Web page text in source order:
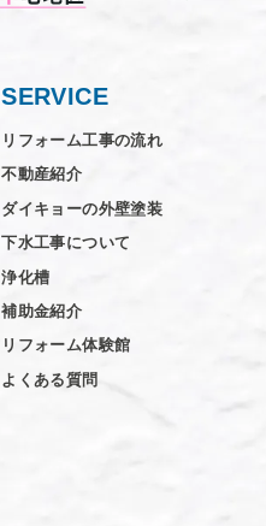
SERVICE
リフォーム工事の流れ
不動産紹介
ダイキョーの外壁塗装
下水工事について
浄化槽
補助金紹介
リフォーム体験館
よくある質問